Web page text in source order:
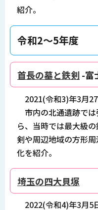
紹介。
令和2～5年度
首長の墓と鉄剣 -富
2021(令和3)年3月
市内の北通遺跡で
ら、当時では最大級
剣や周辺地域の方形
化を紹介。
埼玉の四大貝塚
2022(令和4)年3月5